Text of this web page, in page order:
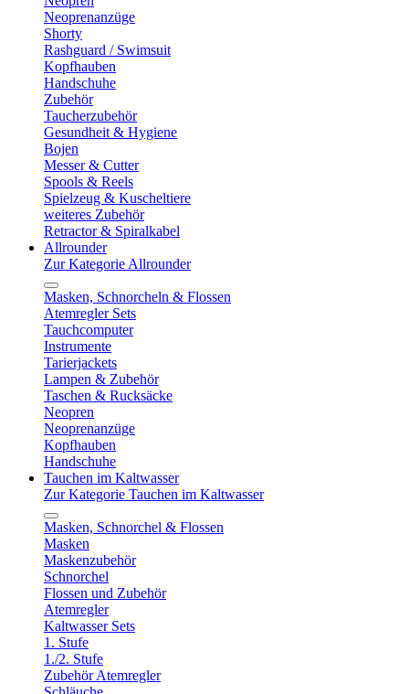
Neoprenanzüge
Shorty
Rashguard / Swimsuit
Kopfhauben
Handschuhe
Zubehör
Taucherzubehör
Gesundheit & Hygiene
Bojen
Messer & Cutter
Spools & Reels
Spielzeug & Kuscheltiere
weiteres Zubehör
Retractor & Spiralkabel
Allrounder
Zur Kategorie Allrounder
Masken, Schnorcheln & Flossen
Atemregler Sets
Tauchcomputer
Instrumente
Tarierjackets
Lampen & Zubehör
Taschen & Rucksäcke
Neopren
Neoprenanzüge
Kopfhauben
Handschuhe
Tauchen im Kaltwasser
Zur Kategorie Tauchen im Kaltwasser
Masken, Schnorchel & Flossen
Masken
Maskenzubehör
Schnorchel
Flossen und Zubehör
Atemregler
Kaltwasser Sets
1. Stufe
1./2. Stufe
Zubehör Atemregler